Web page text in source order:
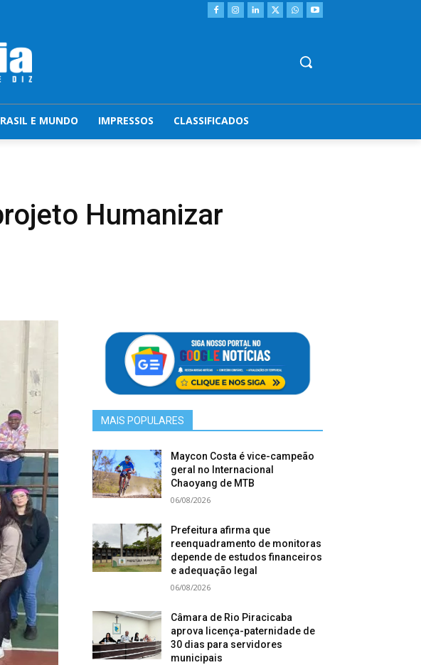
E MUNDO IMPRESSOS CLASSIFICADOS
Humanizar
MAIS POPULARES
Maycon Costa é vice-campeão
geral no Internacional
Chaoyang de MTB
06/08/2026
Prefeitura afirma que
reenquadramento de monitoras
depende de estudos financeiros
e adequação legal
06/08/2026
Câmara de Rio Piracicaba
aprova licença-paternidade de
30 dias para servidores
municipais